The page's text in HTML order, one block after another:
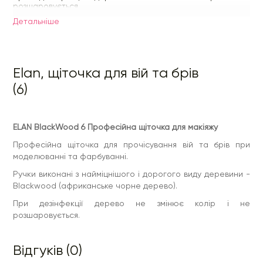
розшаровується.
Детальнiше
Elan, щіточка для вій та брів
(6)
ELAN BlackWood 6 Професійна щіточка для макіяжу
Професійна щіточка для прочісування вій та брів при
моделюванні та фарбуванні.
Ручки виконані з найміцнішого і дорогого виду деревини -
Blackwood (африканське чорне дерево).
При дезінфекції дерево не змінює колір і не
розшаровується.
Відгуків (0)